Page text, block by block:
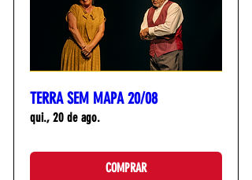
TERRA SEM MAPA 20/08
qui., 20 de ago.
COMPRAR